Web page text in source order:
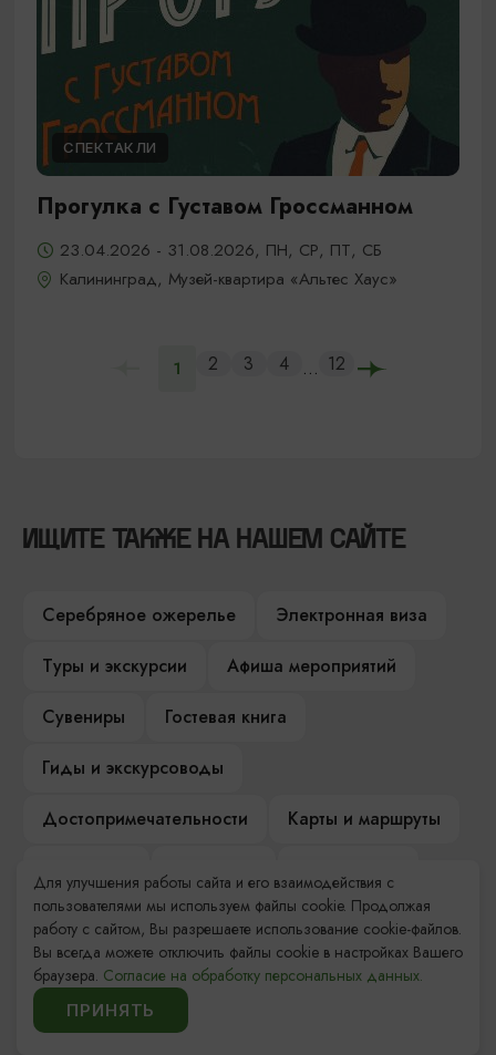
СПЕКТАКЛИ
Прогулка с Густавом Гроссманном
23.04.2026 - 31.08.2026, ПН, СР, ПТ, СБ
Калининград, Музей-квартира «Альтес Хаус»
1 2 3 4 ... 12
ИЩИТЕ ТАКЖЕ НА НАШЕМ САЙТЕ
Серебряное ожерелье
Электронная виза
Туры и экскурсии
Афиша мероприятий
Сувениры
Гостевая книга
Гиды и экскурсоводы
Достопримечательности
Карты и маршруты
Компас Балтийской кухни
Настоящий Калининградец
Музеи
Для улучшения работы сайта и его взаимодействия с
пользователями мы используем файлы cookie. Продолжая
работу с сайтом, Вы разрешаете использование cookie-файлов.
Вы всегда можете отключить файлы cookie в настройках Вашего
браузера. Согласие на обработку персональных данных.
ПРИНЯТЬ